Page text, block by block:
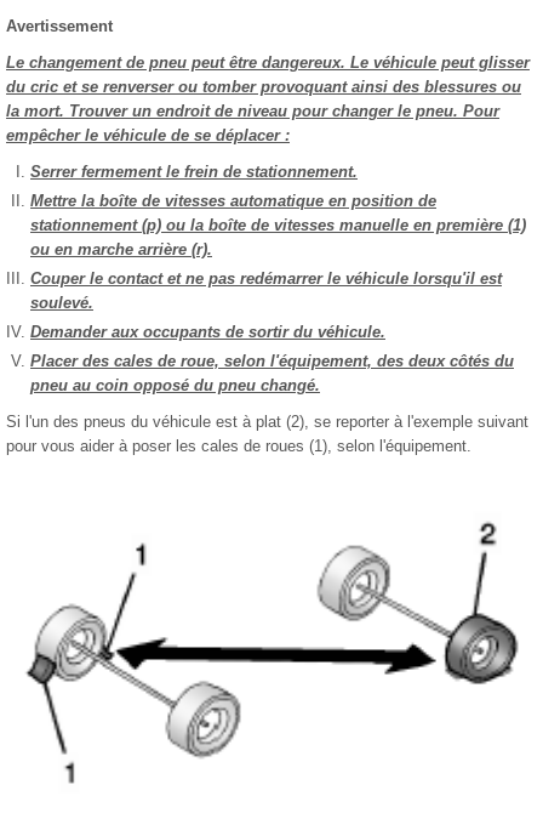
Avertissement
Le changement de pneu peut être dangereux. Le véhicule peut glisser
du cric et se renverser ou tomber provoquant ainsi des blessures ou
la mort. Trouver un endroit de niveau pour changer le pneu. Pour
empêcher le véhicule de se déplacer :
Serrer fermement le frein de stationnement.
Mettre la boîte de vitesses automatique en position de
stationnement (p) ou la boîte de vitesses manuelle en première (1)
ou en marche arrière (r).
Couper le contact et ne pas redémarrer le véhicule lorsqu'il est
soulevé.
Demander aux occupants de sortir du véhicule.
Placer des cales de roue, selon l'équipement, des deux côtés du
pneu au coin opposé du pneu changé.
Si l'un des pneus du véhicule est à plat (2), se reporter à l'exemple suivant
pour vous aider à poser les cales de roues (1), selon l'équipement.